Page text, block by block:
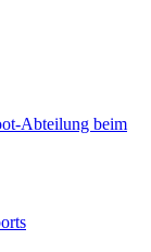
Abteilung beim